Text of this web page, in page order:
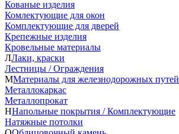
Кованые изделия
Комлектующие для окон
Комплектующие для дверей
Крепежные изделия
Кровельные материалы
ЛЛаки, краски
Лестницы / Ограждения
ММатериалы для железнодорожных путей
Металлокаркас
Металлопрокат
ННапольные покрытия / Комплектующие
Натяжные потолки